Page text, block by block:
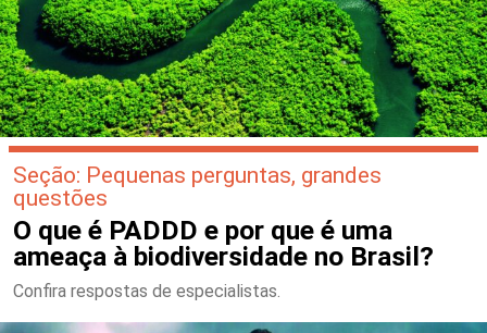
Seção: Pequenas perguntas, grandes
questões
O que é PADDD e por que é uma
ameaça à biodiversidade no Brasil?
Confira respostas de especialistas.